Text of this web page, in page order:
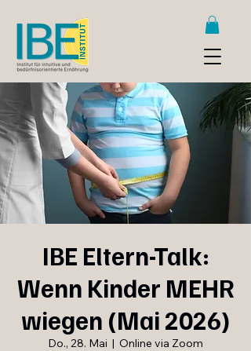
IBE Eltern-Talk:
Wenn Kinder MEHR
wiegen (Mai 2026)
Do., 28. Mai
  |
Online via Zoom